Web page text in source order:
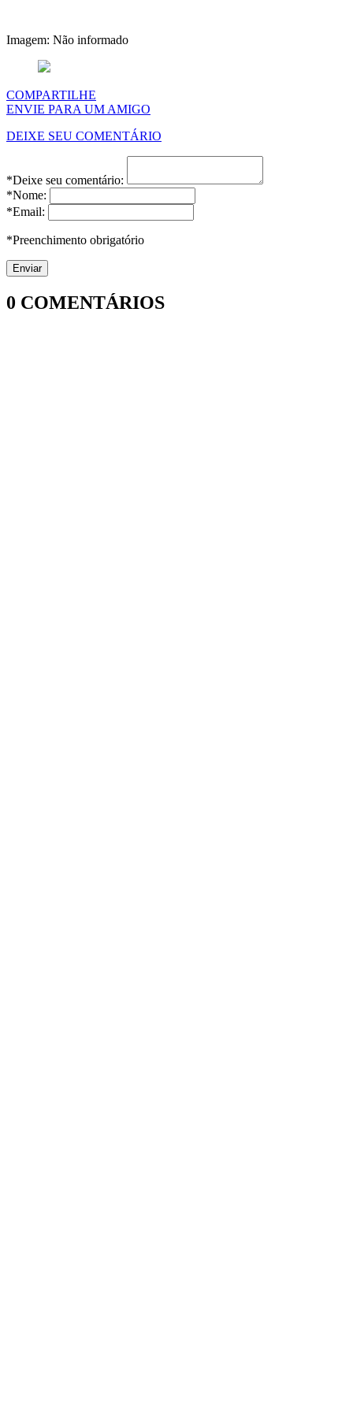
Imagem: Não informado
COMPARTILHE
ENVIE PARA UM AMIGO
DEIXE SEU COMENTÁRIO
*Deixe seu comentário:
*Nome:
*Email:
*Preenchimento obrigatório
0 COMENTÁRIOS